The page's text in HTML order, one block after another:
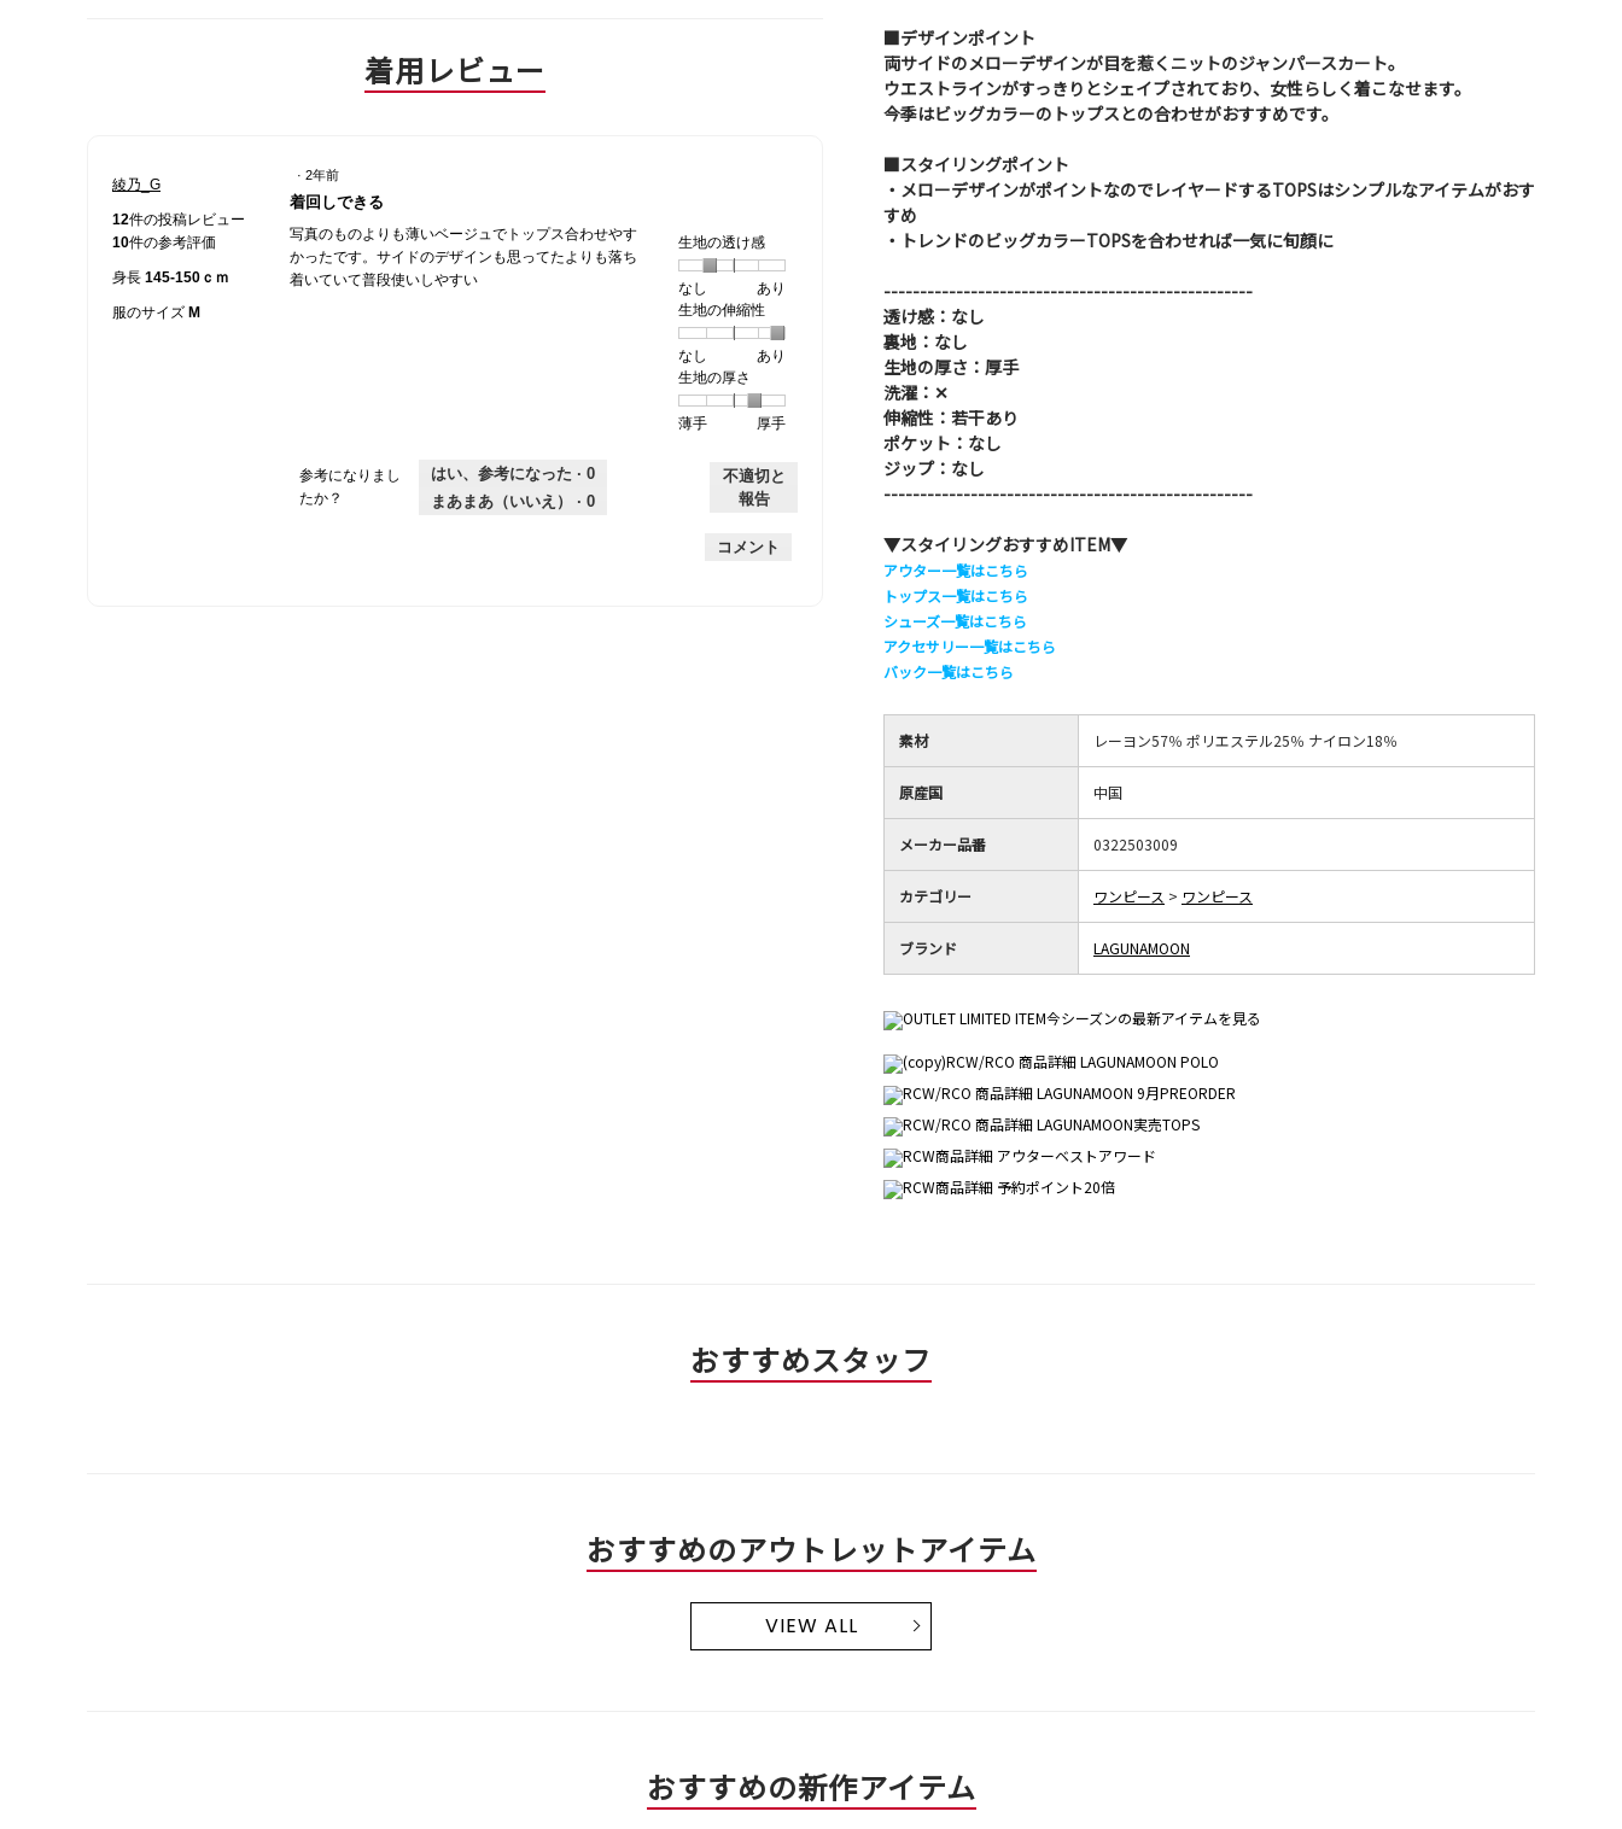
着用レビュー
綾乃_G
12件の投稿レビュー
10件の参考評価
身長 145-150ｃｍ
服のサイズ M
5
／
5
個
· 2年前
着回しできる
写真のものよりも薄いベージュでトップス合わせやす
かったです。サイドのデザインも思ってたよりも落ち
着いていて普段使いしやすい
生地の透け感
なし
1
個
な
し
あり
の
評
は
あ
地
の
け
感,
的
な
価
生地の伸縮性
なし
1
個
し
あり
の
評
あ
り
地
の
性,
平
的
生地の厚さ
薄手
個
は
手
厚手
評
価
厚
の
厚
平
参考になりまし
たか？
はい、参考になった · 0
まあまあ（いいえ） · 0
不適切と
報告
コメント
■デザインポイント
両サイドのメローデザインが目を惹くニットのジャンパースカート。
ウエストラインがすっきりとシェイプされており、女性らしく着こなせます。
今季はビッグカラーのトップスとの合わせがおすすめです。
■スタイリングポイント
・メローデザインがポイントなのでレイヤードするTOPSはシンプルなアイテムがおす
すめ
・トレンドのビッグカラーTOPSを合わせれば一気に旬顔に
---------------------------------------------------
透け感：なし
裏地：なし
生地の厚さ：厚手
洗濯：✕
伸縮性：若干あり
ポケット：なし
ジップ：なし
---------------------------------------------------
▼スタイリングおすすめITEM▼
アウター一覧はこちら
トップス一覧はこちら
シューズ一覧はこちら
アクセサリー一覧はこちら
バック一覧はこちら
素材 レーヨン57％ ポリエステル25％ ナイロン18％
原産国 中国
メーカー品番 0322503009
カテゴリー ワンピース > ワンピース
ブランド LAGUNAMOON
おすすめスタッフ
おすすめのアウトレットアイテム
VIEW ALL
おすすめの新作アイテム